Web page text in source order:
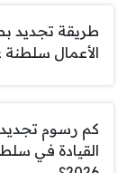
طريقة تجديد
الأعمال سلطنة
كم رسوم
القيادة في